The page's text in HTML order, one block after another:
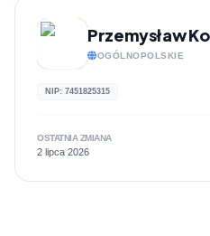
OGÓLNOPOLSKIE
NIP: 7451825315
OSTATNIA ZMIANA
2 lipca 2026